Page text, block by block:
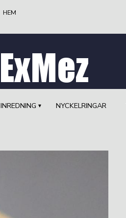
HEM
INREDNING NYCKELRINGAR